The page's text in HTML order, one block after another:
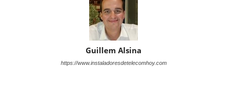
Guillem Alsina
https://www.instaladoresdetelecomhoy.com